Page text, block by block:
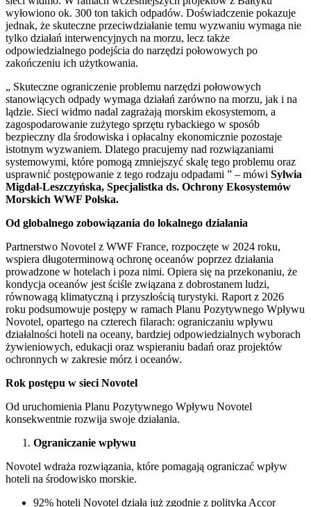
wyłowiono ok. 300 ton takich odpadów. Doświadczenie pokazuje
jednak, że skuteczne przeciwdziałanie temu wyzwaniu wymaga nie
tylko działań interwencyjnych na morzu, lecz także
odpowiedzialnego podejścia do narzędzi połowowych po
zakończeniu ich użytkowania.
„ Skuteczne ograniczenie problemu narzędzi połowowych
stanowiących odpady wymaga działań zarówno na morzu, jak i na
lądzie. Sieci widmo nadal zagrażają morskim ekosystemom, a
zagospodarowanie zużytego sprzętu rybackiego w sposób
bezpieczny dla środowiska i opłacalny ekonomicznie pozostaje
istotnym wyzwaniem. Dlatego pracujemy nad rozwiązaniami
systemowymi, które pomogą zmniejszyć skalę tego problemu oraz
usprawnić postępowanie z tego rodzaju odpadami ” – mówi Sylwia
Migdał-Leszczyńska, Specjalistka ds. Ochrony Ekosystemów
Morskich WWF Polska.
Od globalnego zobowiązania do lokalnego działania
Partnerstwo Novotel z WWF France, rozpoczęte w 2024 roku,
wspiera długoterminową ochronę oceanów poprzez działania
prowadzone w hotelach i poza nimi. Opiera się na przekonaniu, że
kondycja oceanów jest ściśle związana z dobrostanem ludzi,
równowagą klimatyczną i przyszłością turystyki. Raport z 2026
roku podsumowuje postępy w ramach Planu Pozytywnego Wpływu
Novotel, opartego na czterech filarach: ograniczaniu wpływu
działalności hoteli na oceany, bardziej odpowiedzialnych wyborach
żywieniowych, edukacji oraz wspieraniu badań oraz projektów
ochronnych w zakresie mórz i oceanów.
Rok postępu w sieci Novotel
Od uruchomienia Planu Pozytywnego Wpływu Novotel
konsekwentnie rozwija swoje działania.
Ograniczanie wpływu
Novotel wdraża rozwiązania, które pomagają ograniczać wpływ
hoteli na środowisko morskie.
92% hoteli Novotel działa już zgodnie z polityką Accor